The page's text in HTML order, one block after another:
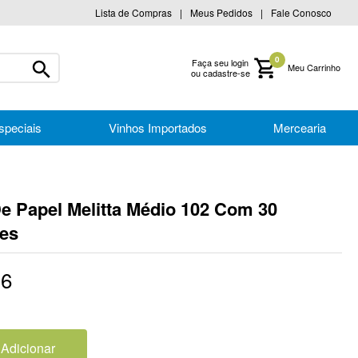
Lista de Compras Meus Pedidos Fale Conosco
Faça seu login
ou cadastre-se
0
Vinhos Importados Mercearia
Papel Melitta Médio 102 Com 30
Adicionar